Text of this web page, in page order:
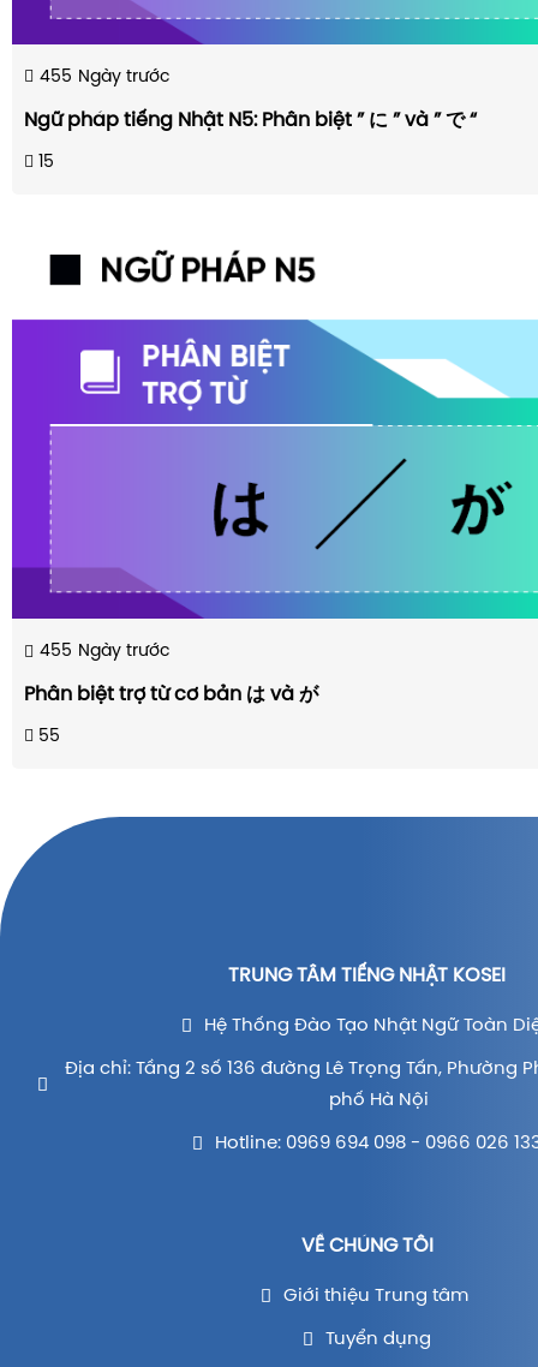
455 Ngày trước
Ngữ pháp tiếng Nhật N5: Phân biệt ” に ” và ” で “
15
455 Ngày trước
Phân biệt trợ từ cơ bản は và が
55
TRUNG TÂM TIẾNG NHẬT KOSEI
Hệ Thống Đào Tạo Nhật Ngữ Toàn
Địa chỉ: Tầng 2 số 136 đường Lê Trọng Tấn, Phường
phố Hà Nội
Hotline: 0969 694 098 - 0966 026
VỀ CHÚNG TÔI
Giới thiệu Trung tâm
Tuyển dụng